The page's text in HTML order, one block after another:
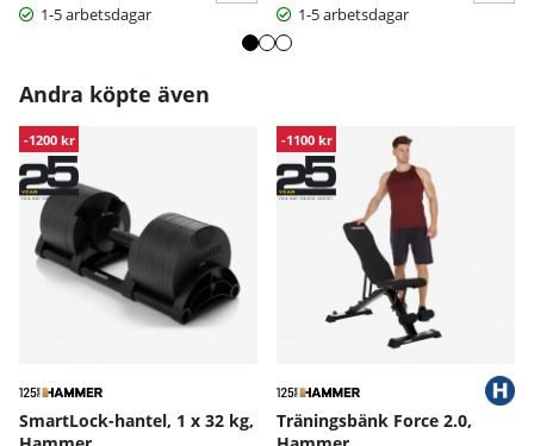
1-5 arbetsdagar
1-5 arbetsdagar
Andra köpte även
-1200 kr
SmartLock-hantel, 1 x 32 kg,
-1100 kr
Träningsbänk Force 2.0,